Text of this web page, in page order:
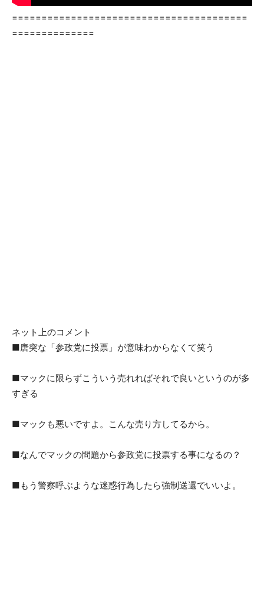
========================================
==============
ネット上のコメント
■唐突な「参政党に投票」が意味わからなくて笑う
■マックに限らずこういう売れればそれで良いというのが多
すぎる
■マックも悪いですよ。こんな売り方してるから。
■なんでマックの問題から参政党に投票する事になるの？
■もう警察呼ぶような迷惑行為したら強制送還でいいよ。